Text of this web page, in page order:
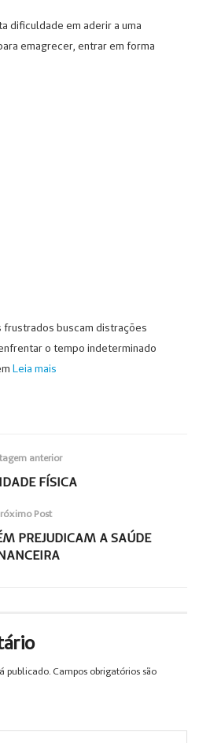
dificuldade em aderir a uma
emagrecer, entrar em forma
buscam distrações
o tempo indeterminado
Leia mais
anterior
FÍSICA
Post
PREJUDICAM A SAÚDE
publicado. Campos obrigatórios são